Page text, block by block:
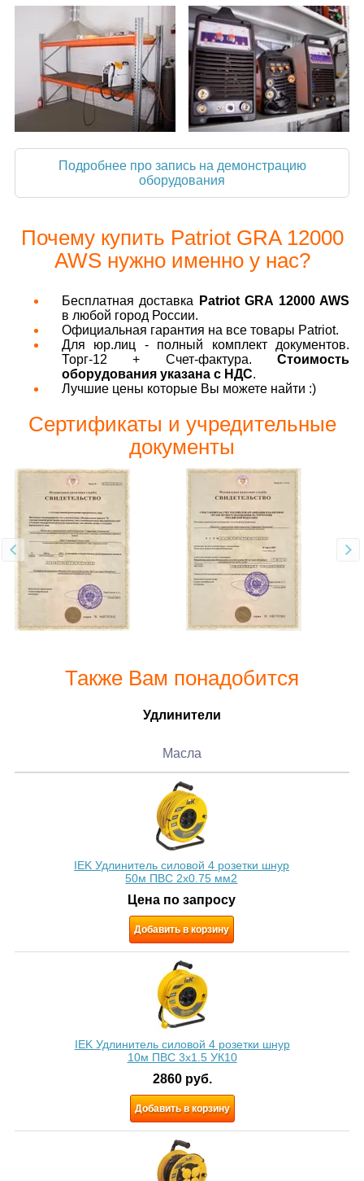
Подробнее про запись на демонстрацию
оборудования
Почему купить Patriot GRA 12000
AWS нужно именно у нас?
Бесплатная доставка
Patriot GRA 12000 AWS
в любой город России.
Официальная гарантия на все товары Patriot.
Для юр.лиц - полный комплект документов.
Торг-12 + Счет-фактура. Стоимость
оборудования указана с НДС.
Лучшие цены которые Вы можете найти :)
Сертификаты и учредительные
документы
Также Вам понадобится
Удлинители
Масла
IEK Удлинитель силовой 4 розетки шнур
50м ПВС 2х0.75 мм2
Цена по запросу
Добавить в корзину
IEK Удлинитель силовой 4 розетки шнур
10м ПВС 3x1.5 УК10
2860 руб.
Добавить в корзину